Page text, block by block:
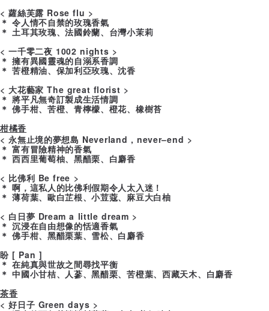
國家/地區配送
< 蘿絲芙露 Rose flu >
＊ 令人情不自禁的玫瑰香氣
＊ 土耳其玫瑰、法國鈴蘭、台灣小茉莉
< 一千零二夜 1002 nights >
＊ 擁有異國靈魂的自溺系香調
＊ 苦橙精油、保加利亞玫瑰、沈香
< 大花藝家 The great florist >
＊ 將平凡無奇訂製成生活情調
＊ 佛手柑、苦橙、青檸檬、橙花、橡樹苔
柑橘香
< 永無止境的夢想島 Neverland , never–end >
＊ 富有冒險精神的香氣
＊ 西西里葡萄柚、黑醋栗、白麝香
< 比佛利 Be free >
＊ 啊，這私人的比佛利假期令人太入迷！
＊ 薄荷葉、歐白芷根、小荳蔻、麻豆大白柚
< 白日夢 Dream a little dream >
＊ 沉浸在自由想像的恬適香氣
＊ 佛手柑、黑醋栗葉、雪松、白麝香
盼 [ Pan ]
＊ 在純真與世故之間尋找平衡
＊ 中國小甘桔、人蔘、黑醋栗、苦橙葉、西藏天木、白麝香
茶香
< 好日子 Green days >